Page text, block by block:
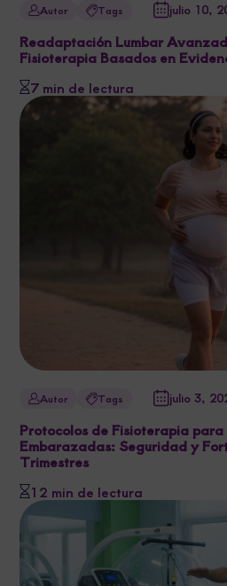
Autor Tags julio 10,
Readaptación Lumbar
Fisioterapia Basados en
7 min de lectura
Autor Tags julio 3,
Protocolos de Fisioterapia
Embarazadas: Seguridad y
Trimestres
12 min de lectura